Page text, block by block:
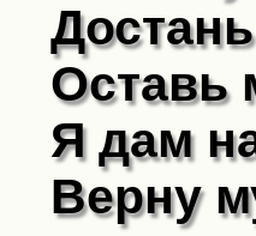
Оставь
Я дам
Верну